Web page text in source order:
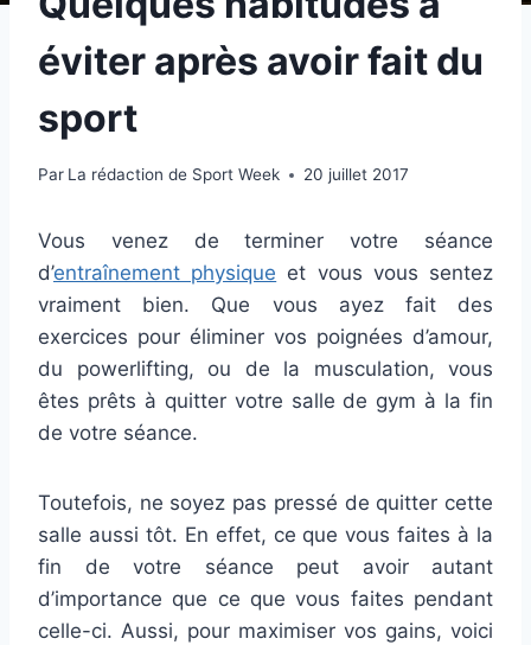
éviter après avoir fait du
sport
Par La rédaction de Sport Week 20 juillet 2017
Vous venez de terminer votre séance
d’entraînement physique et vous vous sentez
vraiment bien. Que vous ayez fait des
exercices pour éliminer vos poignées d’amour,
du powerlifting, ou de la musculation, vous
êtes prêts à quitter votre salle de gym à la fin
de votre séance.
Toutefois, ne soyez pas pressé de quitter cette
salle aussi tôt. En effet, ce que vous faites à la
fin de votre séance peut avoir autant
d’importance que ce que vous faites pendant
celle-ci. Aussi, pour maximiser vos gains, voici